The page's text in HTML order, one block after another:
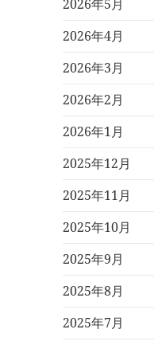
2026年5月
2026年4月
2026年3月
2026年2月
2026年1月
2025年12月
2025年11月
2025年10月
2025年9月
2025年8月
2025年7月